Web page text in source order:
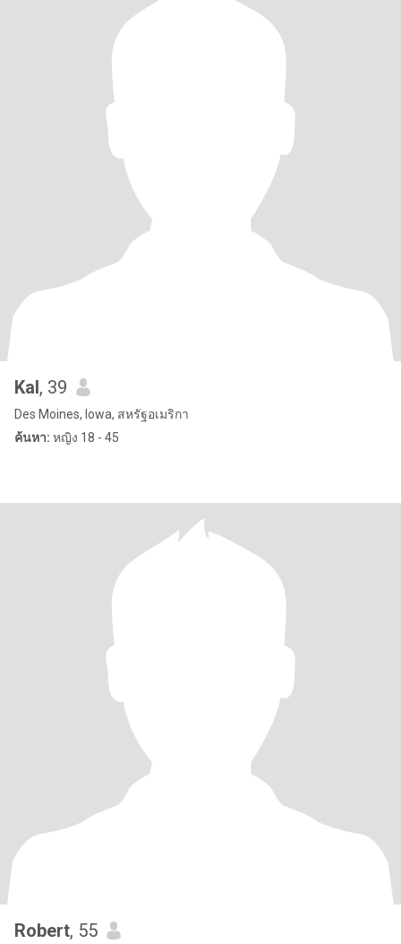
Kal, 39
Des Moines, Iowa, สหรัฐอเมริกา
ค้นหา: หญิง 18 - 45
Robert, 55